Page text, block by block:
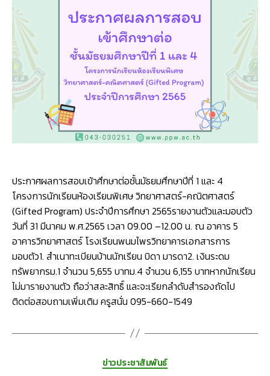
สอบ
เข้า
ศึกษา
ต่อ
ชั้น
มัธยมศึ
ปี
ที่
4
วิทยาศ
ปี
ประกาศผลการสอบเข้าศึกษาต่อชั้นมัธยมศึกษาปีที่ 1 และ 4
โครงการนักเรียนห้องเรียนพิเศษ วิทยาศาสตร์-คณิตศาสตร์
(Gifted Program) ประจำปีการศึกษา 2565รายงานตัวและมอบตัว
วันที่ 31 มีนาคม พ.ศ.2565 เวลา 09.00 –12.00 น. ณ อาคาร 5
อาคารวิทยาศาสตร์ โรงเรียนพนมไพรวิทยาคารเอกสารการ
มอบตัว1. สำเนาทะเบียนบ้านนักเรียน บิดา มารดา2. เงินระดม
ทรัพยากรม.1 จำนวน 5,655 บาทม.4 จำนวน 6,155 บาทหากนักเรียน
ไม่มารายงานตัว ถือว่าสละสิทธิ์ และจะเรียกลำดับสำรองถัดไป
ติดต่อสอบถามเพิ่มเติม ครูสนั่น 095-660-1549
Categories
ข่าวประชาสัมพันธ์